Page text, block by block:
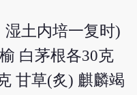
土内培一复时)
白茅根各30克
甘草(炙) 麒麟竭